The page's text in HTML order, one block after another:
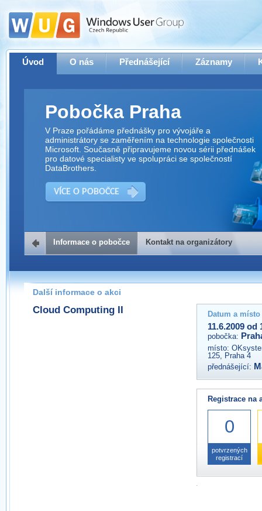
Úvod O nás Přednášející Záznamy
Pobočka Praha
V Praze pořádáme přednášky pro vývojáře a
administrátory se zaměřením na technologie společnosti
Microsoft. Současně připravujeme novou sérii přednášek
pro datové specialisty ve spolupráci se společností
DataBrothers.
VÍCE O POBOČCE
Kontakt na organizátory
Pokud máte jakýkoliv dotaz na organizátory této akce,
prosím neváhejte nás kontaktovat na e-mailu:
praha@wug.cz
Informace o pobočce Kontakt na organizátory
Další informace o akci
Cloud Computing II Datum a
11.6.2009 od
pobočka:
místo:
125, Praha 4
přednášející:
Registrace na
0
potvrzených
registrací